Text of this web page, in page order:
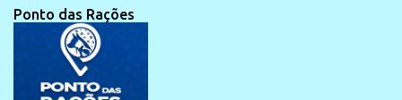
Ponto das Rações